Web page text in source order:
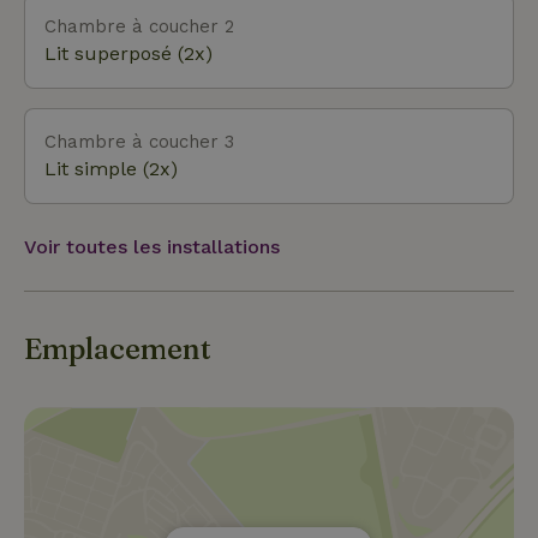
l’ambiance détendue du littoral. La côte
norvégienne se trouve à une heure de route du
lodge (environ 85 kilomètres) et est parfaite pour
une excursion d’une journée. Dans les villages
côtiers, tu trouveras en plus plein de bons
restaurants, de cafés sympas et de ports.
Chambre à coucher 2
Lit superposé (2x)
Chambre à coucher 3
Lit simple (2x)
Voir toutes les installations
Emplacement